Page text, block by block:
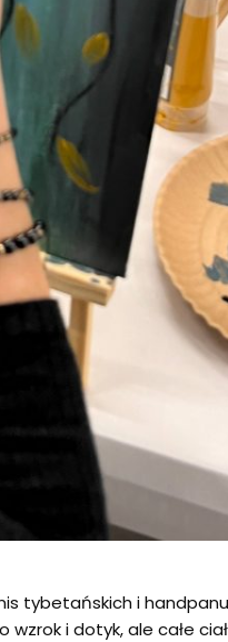
tybetańskich i
i dotyk, ale całe